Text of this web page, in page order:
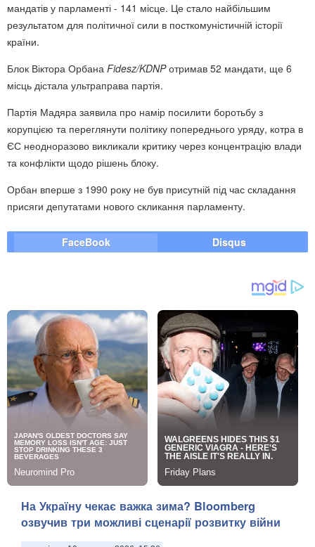
мандатів у парламенті - 141 місце. Це стало найбільшим
результатом для політичної сили в посткомуністичній історії
країни.
Блок Віктора Орбана Fidesz/KDNPотримав 52 мандати, ще 6
місць дістала ультраправа партія.
Партія Мадяра заявила про намір посилити боротьбу з
корупцією та переглянути політику попереднього уряду, котра в
ЄС неодноразово викликали критику через концентрацію влади
та конфлікти щодо рішень блоку.
Орбан вперше з 1990 року не був присутній під час складання
присяги депутатами нового скликання парламенту.
FaceBook Disqus
На Україну чекає важка зима? Bloomberg
озвучив три можливі сценарії розвитку війни